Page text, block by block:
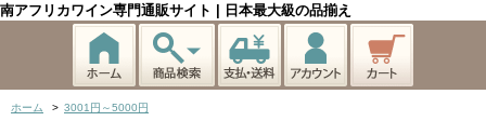
南アフリカワイン専門通販サイト | 日本最大級の品揃え
ホーム > 3001円～5000円